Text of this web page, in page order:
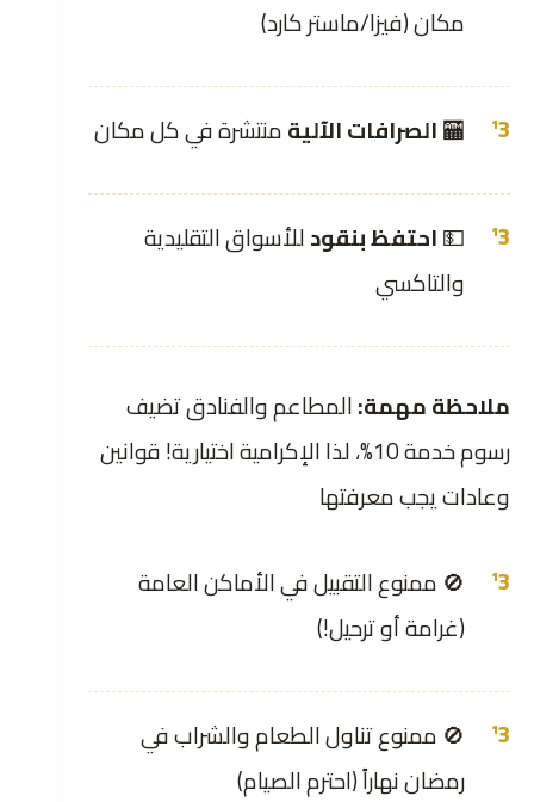
مكان (فيزا/ماستر كارد)
🏧الصرافات الآليةمنتشرة في كل مكان
💵احتفظ بنقودللأسواق التقليدية
والتاكسي
ملاحظة مهمة:المطاعم والفنادق تضيف
رسوم خدمة 10%، لذا الإكرامية اختيارية! قوانين
وعادات يجب معرفتها
🚫 ممنوع التقبيل في الأماكن العامة
(غرامة أو ترحيل!)
🚫 ممنوع تناول الطعام والشراب في
رمضان نهاراً (احترم الصيام)